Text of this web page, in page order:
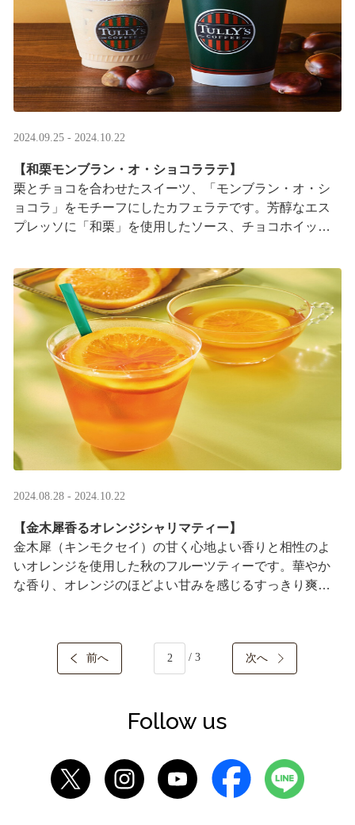
2024.09.25 - 2024.10.22
【和栗モンブラン・オ・ショコララテ】
栗とチョコを合わせたスイーツ、「モンブラン・オ・シ
ョコラ」をモチーフにしたカフェラテです。芳醇なエス
プレッソに「和栗」を使用したソース、チョコホイップ
2024.08.28 - 2024.10.22
【金木犀香るオレンジシャリマティー】
金木犀（キンモクセイ）の甘く心地よい香りと相性のよ
いオレンジを使用した秋のフルーツティーです。華やか
な香り、オレンジのほどよい甘みを感じるすっきり爽や
前へ / 3 次へ
Follow us